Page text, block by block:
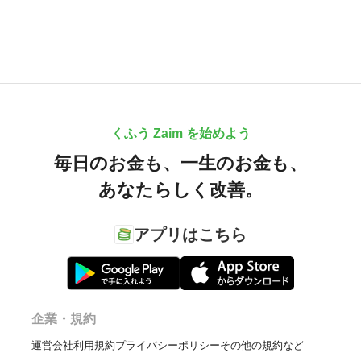
くふう Zaim を始めよう
毎日のお金も、 一生のお金も、
あなたらしく改善。
アプリはこちら
企業・規約
運営会社利用規約プライバシーポリシーその他の規約など